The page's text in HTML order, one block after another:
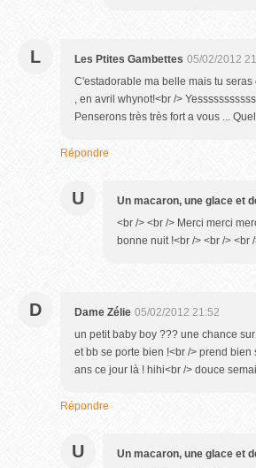
L Les Ptites Gambettes 05/02/2012
C'estadorable ma belle mais tu
, en avril whynot!<br />
Penserons très très fort a vous ...
Répondre
U Un macaron, une glace et
<br /> <br /> Merci merci
bonne nuit !<br /> <br /> <br
D Dame Zélie 05/02/2012 21:52
un petit baby boy ??? une chance
et bb se porte bien !<br /> prend
ans ce jour là ! hihi<br /> douce
Répondre
U Un macaron, une glace et